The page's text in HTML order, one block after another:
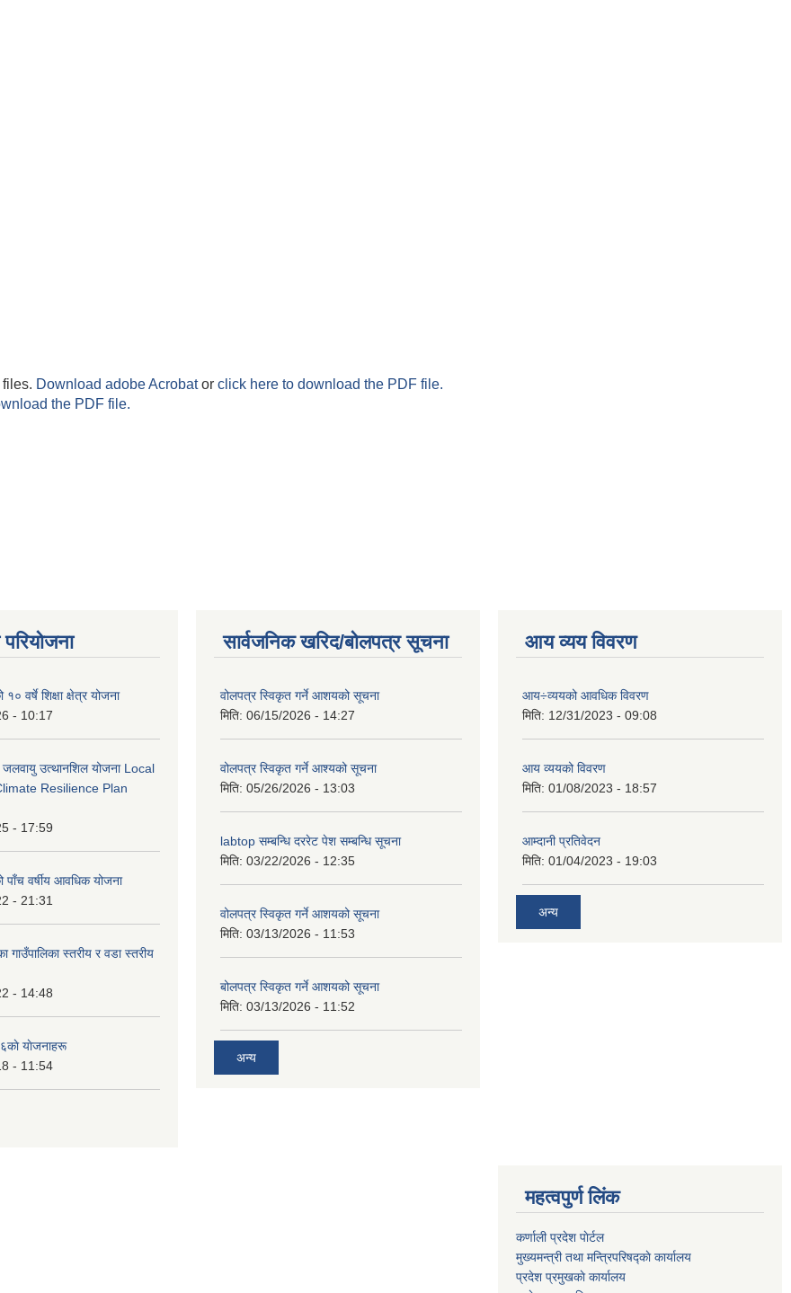
Download adobe Acrobator click here to download the PDF file.
the PDF file.
१० वर्षे शिक्षा क्षेत्र योजना
- 10:17
जलवायु उत्थानशिल योजना Local
Resilience Plan
- 17:59
पाँच वर्षीय आवधिक योजना
- 21:31
स्तरीय र वडा स्तरीय
- 14:48
याेजनाहरू
- 11:54
सार्वजनिक खरिद/बोलपत्र सूचना
वोलपत्र स्विकृत गर्ने आशयको सूचना
मिति: 06/15/2026 - 14:27
वोलपत्र स्विकृत गर्ने आश्यको सूचना
मिति: 05/26/2026 - 13:03
labtop सम्बन्धि दररेट पेश सम्बन्धि सूचना
मिति: 03/22/2026 - 12:35
वोलपत्र स्विकृत गर्ने आशयको सूचना
मिति: 03/13/2026 - 11:53
बोलपत्र स्विकृत गर्ने आशयको सूचना
मिति: 03/13/2026 - 11:52
अन्य
आय व्यय विवरण
आय÷व्ययको आवधिक विवरण
मिति: 12/31/2023 - 09:08
आय व्ययको विवरण
मिति: 01/08/2023 - 18:57
आम्दानी प्रतिवेदन
मिति: 01/04/2023 - 19:03
अन्य
महत्वपुर्ण लिंक
कर्णाली प्रदेश पाेर्टल
मुख्यमन्त्री तथा मन्त्रिपरिषद्काे कार्यालय
प्रदेश प्रमुखकाे कार्यालय